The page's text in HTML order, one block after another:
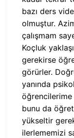
bazı ders
olmuştur.
çalışmam
Koçluk
gerekirse
görürler.
yanında
öğrencilerime
bunu da
yükseltir
ilerlememizi